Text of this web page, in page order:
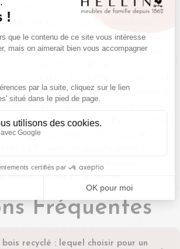
par l'AVALON, vitrine en bois à 2
pour exposer vaisselle ou
intérieur rétro, la MALLET en coloris
unedécoration buffet vintageavec
cm. Les amateurs de matières
qui valorise les noeuds et veines du
enseigne permettent de constituer
sur toute la longueur d'un
s'adapter à deux ambiances
Fréquentes
recyclé : lequel choisir pour un